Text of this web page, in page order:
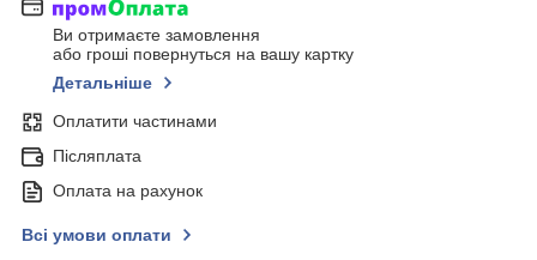
Ви отримаєте замовлення
або гроші повернуться на вашу картку
Детальніше
Оплатити частинами
Післяплата
Оплата на рахунок
Всі умови оплати